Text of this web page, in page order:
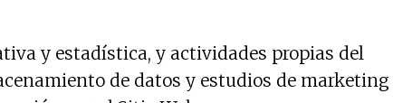
y estadística, y actividades propias del
de datos y estudios de marketing